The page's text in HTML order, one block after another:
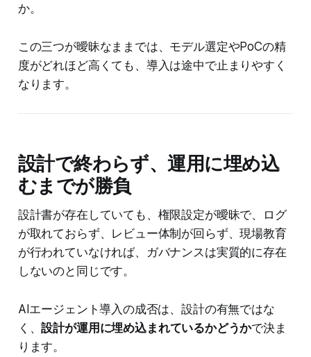
か。
この三つが曖昧なままでは、モデル選定やPoCの精
度がどれほど高くても、導入は途中で止まりやすく
なります。
設計で終わらず、運用に埋め込
むまでが勝負
設計書が存在していても、権限設定が曖昧で、ログ
が取れておらず、レビュー体制が回らず、現場教育
が行われていなければ、ガバナンスは実質的に存在
しないのと同じです。
AIエージェント導入の成否は、設計の有無ではな
く、設計が運用に埋め込まれているかどうかで決ま
ります。